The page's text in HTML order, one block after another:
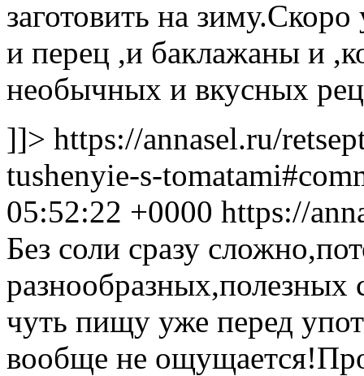
заготовить на
и перец ,и баклажаны и
необычных и вкусных
]]> https://annasel.ru/
tushenyie-s-
05:52:22 +0000 https://
Без соли сразу
чуть пищу уже перед
вообще не